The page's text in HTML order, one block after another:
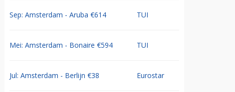
Sep: Amsterdam - Aruba €614 TUI
Mei: Amsterdam - Bonaire €594 TUI
Jul: Amsterdam - Berlijn €38 Eurostar